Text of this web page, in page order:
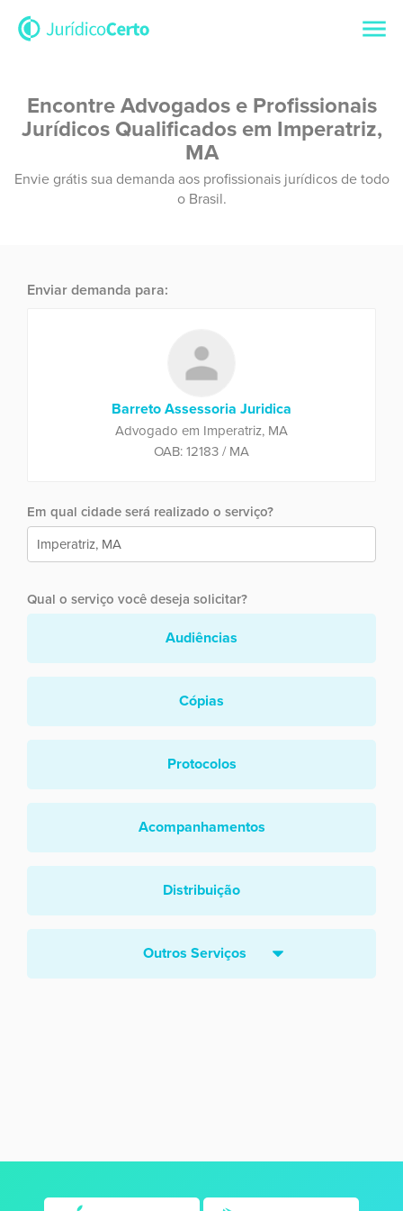
Encontre Advogados e Profissionais
Jurídicos Qualificados em Imperatriz,
MA
Envie grátis sua demanda aos profissionais jurídicos de todo
o Brasil.
Enviar demanda para:
Barreto Assessoria Juridica
Advogado em Imperatriz, MA
OAB: 12183 / MA
Em qual cidade será realizado o serviço?
Qual o serviço você deseja solicitar?
Audiências
Cópias
Protocolos
Acompanhamentos
Distribuição
Outros Serviços